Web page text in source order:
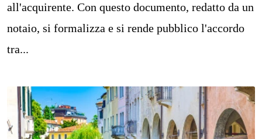
all'acquirente. Con questo documento, redatto da un
notaio, si formalizza e si rende pubblico l'accordo
tra...